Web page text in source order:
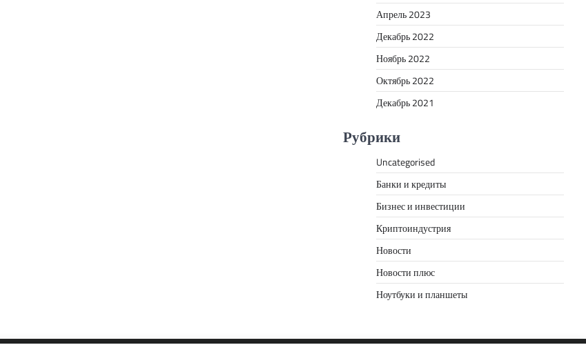
Апрель 2023
Декабрь 2022
Ноябрь 2022
Октябрь 2022
Декабрь 2021
Рубрики
Uncategorised
Банки и кредиты
Бизнес и инвестиции
Криптоиндустрия
Новости
Новости плюс
Ноутбуки и планшеты